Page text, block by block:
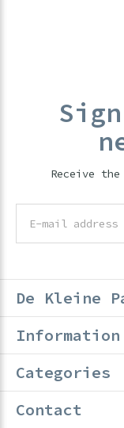
Receive
De Kleine
Information
Categories
Contact